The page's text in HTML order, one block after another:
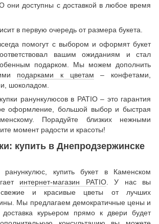
они доступны с доставкой в любое время
в первую очередь от размера букета.
помогут с выбором и оформят букет
вашим ожиданиям и стал
подарком. Мы можем дополнить
подарками к цветам – конфетами,
шоколадом.
ранункулюсов в PATIO – это гарантия
оформление, большой выбор и быстрая
Порадуйте близких нежными
момент радости и красоты!
купить в Днепродзержинске
купить букет в Каменском
интернет-магазин PATIO. У нас вы
и красивые цветы от лучших
Мы предлагаем демократичные цены и
доставка курьером прямо к двери будет